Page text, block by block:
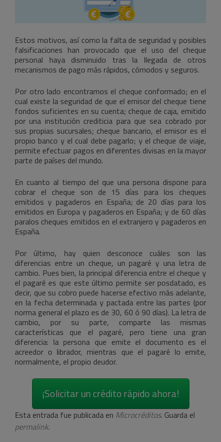
Estos motivos, así como la falta de seguridad y posibles
falsificaciones han provocado que el uso del cheque
personal haya disminuido tras la llegada de otros
mecanismos de pago más rápidos, cómodos y seguros.
Por otro lado encontramos el cheque conformado; en el
cual existe la seguridad de que el emisor del cheque tiene
fondos suficientes en su cuenta; cheque de caja, emitido
por una institución crediticia para que sea cobrado por
sus propias sucursales; cheque bancario, el emisor es el
propio banco y el cual debe pagarlo; y el cheque de viaje,
permite efectuar pagos en diferentes divisas en la mayor
parte de países del mundo.
En cuanto al tiempo del que una persona dispone para
cobrar el cheque son de 15 días para los cheques
emitidos y pagaderos en España; de 20 días para los
emitidos en Europa y pagaderos en España; y de 60 días
paralos cheques emitidos en el extranjero y pagaderos en
España.
Por último, hay quien desconoce cuáles son las
diferencias entre un cheque, un pagaré y una letra de
cambio. Pues bien, la principal diferencia entre el cheque y
el pagaré es que este último permite ser posdatado, es
decir, que su cobro puede hacerse efectivo más adelante,
en la fecha determinada y pactada entre las partes (por
norma general el plazo es de 30, 60 ó 90 días). La letra de
cambio, por su parte, comparte las mismas
características que el pagaré, pero tiene una gran
diferencia: la persona que emite el documento es el
acreedor o librador, mientras que el pagaré lo emite,
normalmente, el propio deudor.
¡Solicitar un crédito rápido ahora!
Esta entrada fue publicada en Microcréditos. Guarda el
permalink.